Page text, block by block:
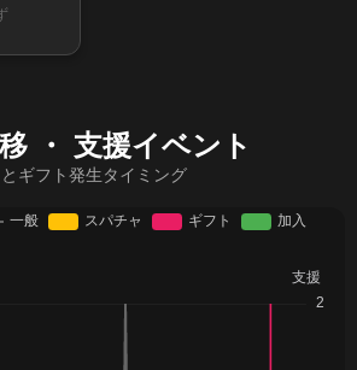
・ 支援イベント
ギフト発生タイミング